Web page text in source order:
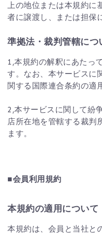
上の地位または本規約に
者に譲渡し、または担保
準拠法・裁判管轄につ
1,本規約の解釈にあたっ
す。なお、本サービスに
関する国際連合条約の適
2,本サービスに関して紛
店所在地を管轄する裁判
ます。
■会員利用規約
本規約の適用について
本規約は、会員と当社と